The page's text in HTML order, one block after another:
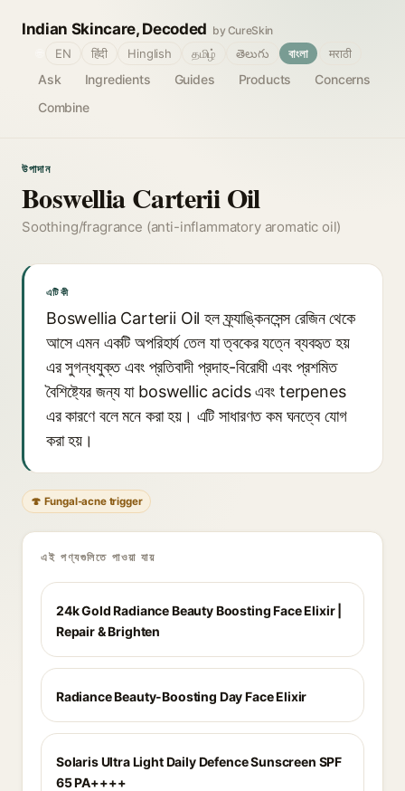
Indian Skincare, Decoded by CureSkin
Ask Ingredients Guides Products
Concerns
Combine
EN हिंदी Hinglish தமிழ் తెలుగు বাংলা मराठी
উপাদান
Boswellia Carterii Oil
Soothing/fragrance (anti-inflammatory aromatic oil)
এটি কী
Boswellia Carterii Oil হল ফ্র্যাঙ্কিনসেন্স রেজিন থেকে
আসে এমন একটি অপরিহার্য তেল যা ত্বকের যত্নে ব্যবহৃত হয়
এর সুগন্ধযুক্ত এবং প্রতিবাদী প্রদাহ-বিরোধী এবং প্রশমিত
বৈশিষ্ট্যের জন্য যা boswellic acids এবং terpenes
এর কারণে বলে মনে করা হয়। এটি সাধারণত কম ঘনত্বে যোগ
করা হয়।
🍄 Fungal-acne trigger
এই পণ্যগুলিতে পাওয়া যায়
24k Gold Radiance Beauty Boosting Face Elixir |
Repair & Brighten
Radiance Beauty-Boosting Day Face Elixir
Solaris Ultra Light Daily Defence Sunscreen SPF
65 PA++++